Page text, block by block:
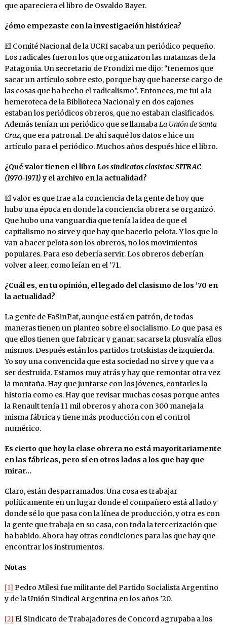
que apareciera el libro de Osvaldo Bayer.
¿ómo empezaste con la investigación histórica?
El Comité Nacional de la UCRI sacaba un periódico pequeño.
Los radicales fueron los que organizaron las matanzas de la
Patagonia. Un secretario de Frondizi me dijo: “tenemos que
sacar un artículo sobre esto, porque hay que hacerse cargo de
las cosas que ha hecho el radicalismo”. Entonces, me fui a la
hemeroteca de la Biblioteca Nacional y en dos cajones
estaban los periódicos obreros, que no estaban clasificados.
Además tenían un periódico que se llamabaLa Unión de Santa
Cruz, que era patronal. De ahí saqué los datos e hice un
artículo para el periódico. Muchos años después hice el libro.
¿Qué valor tienen el libroLos sindicatos clasistas: SITRAC
(1970-1971)y el archivo en la actualidad?
El valor es que trae a la conciencia de la gente de hoy que
hubo una época en donde la conciencia obrera se organizó.
Que hubo una vanguardia que tenía la idea de que el
capitalismo no sirve y que hay que hacerlo pelota. Y los que lo
van a hacer pelota son los obreros, no los movimientos
populares. Para eso debería servir. Los obreros deberían
volver a leer, como leían en el ’71.
¿Cuál es, en tu opinión, el legado del clasismo de los ’70 en
la actualidad?
La gente de FaSinPat, aunque está en patrón, de todas
maneras tienen un planteo sobre el socialismo. Lo que pasa es
que ellos tienen que fabricar y ganar, sacarse la plusvalía ellos
mismos. Después están los partidos trotskistas de izquierda.
Yo soy una convencida que esta sociedad no sirve y que va a
ser destruida. Estamos muy atrás y hay que remontar otra vez
la montaña. Hay que juntarse con los jóvenes, contarles la
historia como es. Hay que revisar muchas cosas porque antes
la Renault tenía 11 mil obreros y ahora con 300 maneja la
misma fábrica y tiene más producción con el control
numérico.
Es cierto que hoy la clase obrera no está mayoritariamente
en las fábricas, pero sí en otros lados a los que hay que
mirar…
Claro, están desparramados. Una cosa es trabajar
políticamente en un lugar donde el compañero está al lado y
donde sé lo que pasa con la línea de producción, y otra es con
la gente que trabaja en su casa, con toda la tercerización que
ha habido. Ahora hay otras condiciones para las que hay que
encontrar los instrumentos.
Notas
[1] Pedro Milesi fue militante del Partido Socialista Argentino
y de la Unión Sindical Argentina en los años ’20.
[2] El Sindicato de Trabajadores de Concord agrupaba a los